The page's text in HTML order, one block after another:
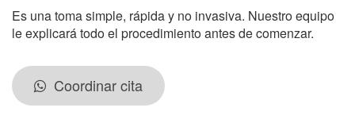
Es una toma simple, rápida y no invasiva. Nuestro equipo
le explicará todo el procedimiento antes de comenzar.
Coordinar cita